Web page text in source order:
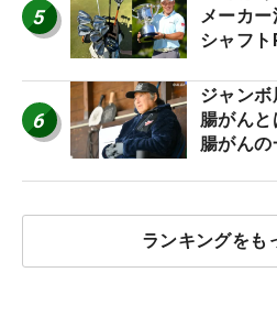
5
メーカ
シャフト
6
ジャン
腸がん
腸がんの
ランキングをも